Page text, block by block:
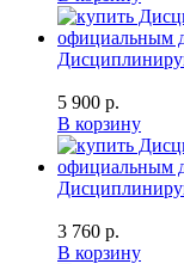
5 900 р.
В корзину
3 760 р.
В корзину